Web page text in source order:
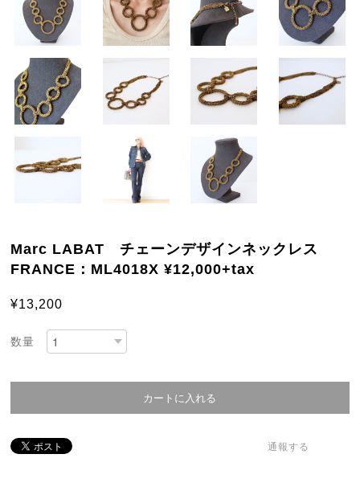
Marc LABAT チェーンデザインネックレス
FRANCE：ML4018X ¥12,000+tax
¥13,200
数量
通報する